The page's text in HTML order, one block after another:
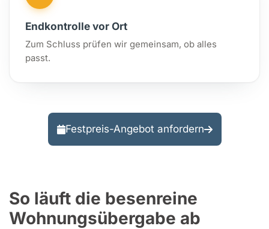
Endkontrolle vor Ort
Zum Schluss prüfen wir gemeinsam, ob alles
passt.
Festpreis-Angebot anfordern
So läuft die besenreine
Wohnungsübergabe ab